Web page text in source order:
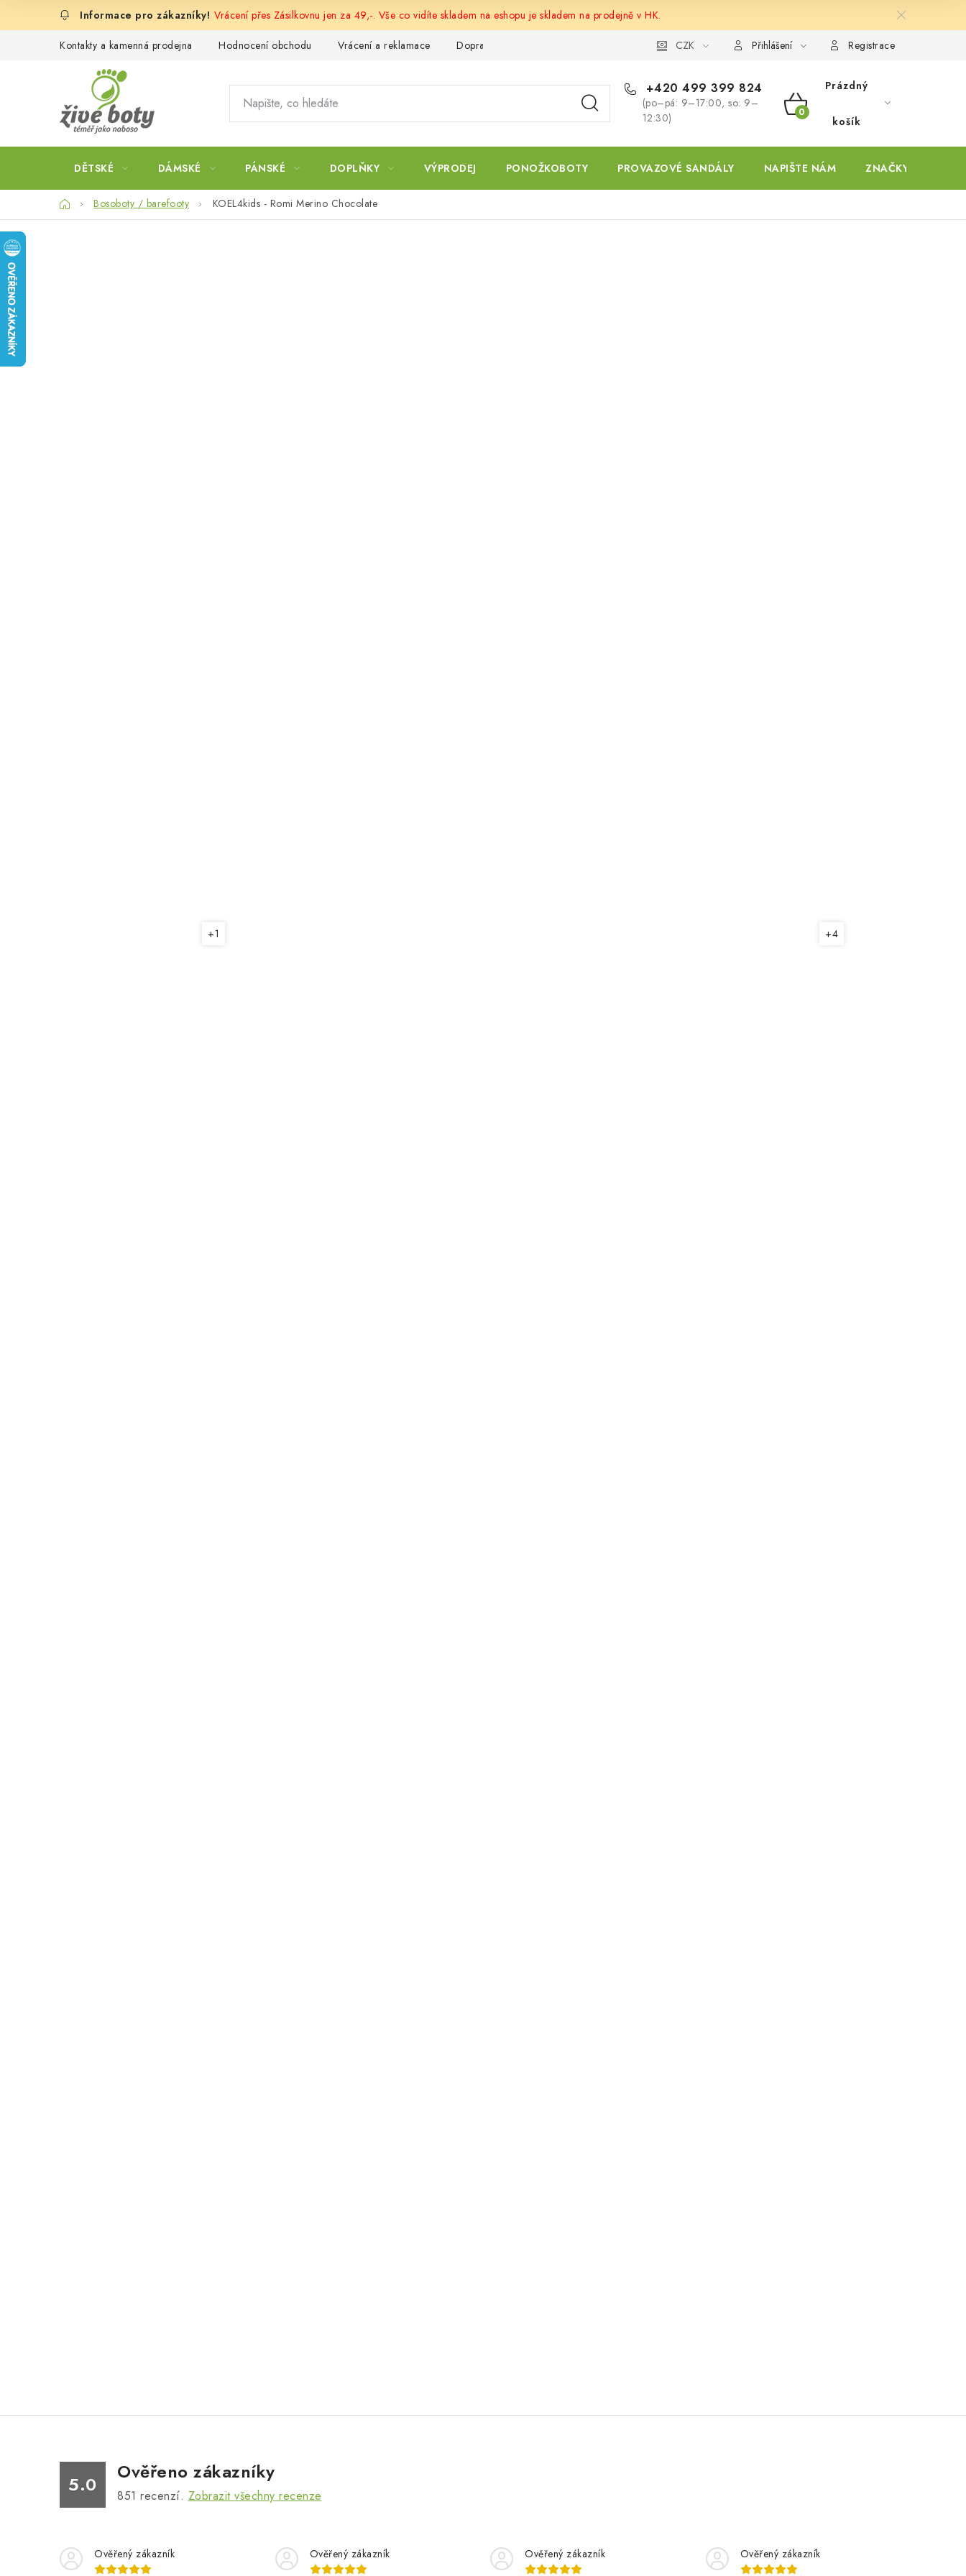
Vrácení přes Zásilkovnu jen za 49,-. Vše co vidíte skladem na eshopu je skladem na prodejně v HK.
Kontakty a kamenná prodejna Hodnocení obchodu Vrácení a reklamace Doprava a platba CZK Přihlášení Registrace
+420 499 399 824
(po–pá: 9–17:00, so: 9–
12:30)
NÁKUPNÍ
KOŠÍK
Prázdný
košík
DĚTSKÉ DÁMSKÉ PÁNSKÉ DOPLŇKY VÝPRODEJ PONOŽKOBOTY PROVAZOVÉ SANDÁLY NAPIŠTE NÁM ZNAČKY
DomůBosoboty / barefooty KOEL4kids - Romi Merino Chocolate
5.0
Ověřeno zákazníky
851 recenzí. Zobrazit všechny recenze
Ověřený zákazník Ověřený zákazník Ověřený zákazník Ověřený zákazník